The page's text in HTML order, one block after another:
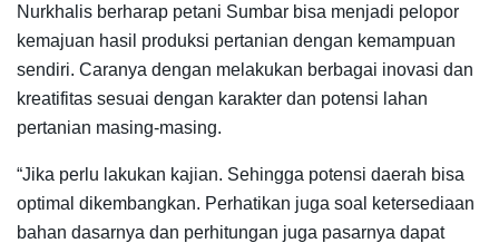
Nurkhalis berharap petani Sumbar bisa menjadi pelopor
kemajuan hasil produksi pertanian dengan kemampuan
sendiri. Caranya dengan melakukan berbagai inovasi dan
kreatifitas sesuai dengan karakter dan potensi lahan
pertanian masing-masing.
“Jika perlu lakukan kajian. Sehingga potensi daerah bisa
optimal dikembangkan. Perhatikan juga soal ketersediaan
bahan dasarnya dan perhitungan juga pasarnya dapat